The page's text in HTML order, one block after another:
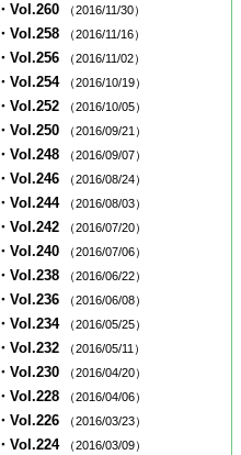
・Vol.260 （2016/11/30）
・Vol.258 （2016/11/16）
・Vol.256 （2016/11/02）
・Vol.254 （2016/10/19）
・Vol.252 （2016/10/05）
・Vol.250 （2016/09/21）
・Vol.248 （2016/09/07）
・Vol.246 （2016/08/24）
・Vol.244 （2016/08/03）
・Vol.242 （2016/07/20）
・Vol.240 （2016/07/06）
・Vol.238 （2016/06/22）
・Vol.236 （2016/06/08）
・Vol.234 （2016/05/25）
・Vol.232 （2016/05/11）
・Vol.230 （2016/04/20）
・Vol.228 （2016/04/06）
・Vol.226 （2016/03/23）
・Vol.224 （2016/03/09）